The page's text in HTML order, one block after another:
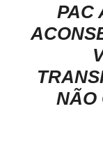
PAC
NÃO